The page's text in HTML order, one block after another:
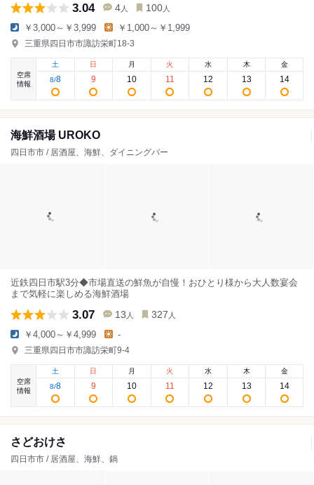
3.04 4 人 100 人
￥3,000～￥3,999 ￥1,000～￥1,999
三重県四日市市諏訪栄町18-3
空席
情報
土
8/8
日
9
月
10
火
11
水
12
木
13
金
14
海鮮酒場 UROKO
四日市市 / 居酒屋、海鮮、ダイニングバー
近鉄四日市駅3分◆市場直送の鮮魚が自慢！おひとり様から大人数宴会
まで気軽に楽しめる海鮮酒場
3.07 13 人 327 人
￥4,000～￥4,999 -
三重県四日市市諏訪栄町9-4
空席
情報
土
8/8
日
9
月
10
火
11
水
12
木
13
金
14
さどおけさ
四日市市 / 居酒屋、海鮮、鍋